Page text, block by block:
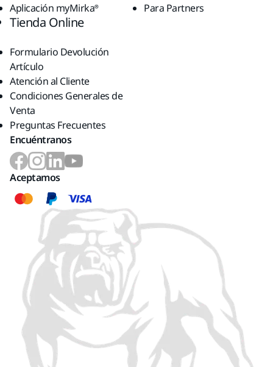
Aplicación myMirka®
Para Partners
Tienda Online
Formulario Devolución
Artículo
Atención al Cliente
Condiciones Generales de
Venta
Preguntas Frecuentes
Encuéntranos
Aceptamos